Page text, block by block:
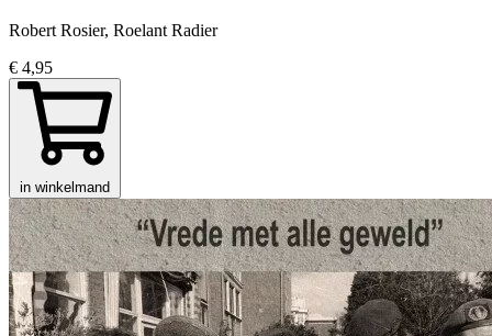
Robert Rosier, Roelant Radier
€ 4,95
in winkelmand